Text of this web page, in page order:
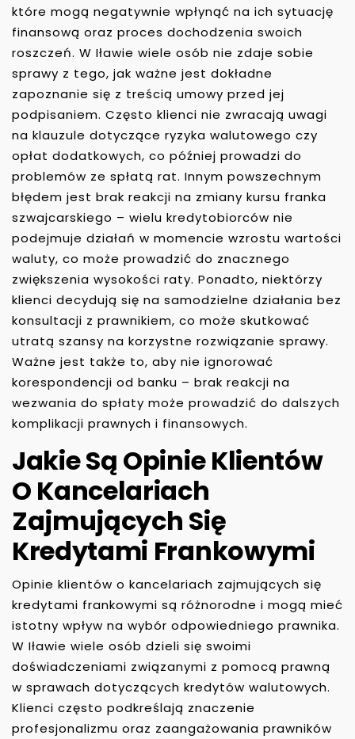
które mogą negatywnie wpłynąć na ich sytuację
finansową oraz proces dochodzenia swoich
roszczeń. W Iławie wiele osób nie zdaje sobie
sprawy z tego, jak ważne jest dokładne
zapoznanie się z treścią umowy przed jej
podpisaniem. Często klienci nie zwracają uwagi
na klauzule dotyczące ryzyka walutowego czy
opłat dodatkowych, co później prowadzi do
problemów ze spłatą rat. Innym powszechnym
błędem jest brak reakcji na zmiany kursu franka
szwajcarskiego – wielu kredytobiorców nie
podejmuje działań w momencie wzrostu wartości
waluty, co może prowadzić do znacznego
zwiększenia wysokości raty. Ponadto, niektórzy
klienci decydują się na samodzielne działania bez
konsultacji z prawnikiem, co może skutkować
utratą szansy na korzystne rozwiązanie sprawy.
Ważne jest także to, aby nie ignorować
korespondencji od banku – brak reakcji na
wezwania do spłaty może prowadzić do dalszych
komplikacji prawnych i finansowych.
Jakie Są Opinie Klientów
O Kancelariach
Zajmujących Się
Kredytami Frankowymi
Opinie klientów o kancelariach zajmujących się
kredytami frankowymi są różnorodne i mogą mieć
istotny wpływ na wybór odpowiedniego prawnika.
W Iławie wiele osób dzieli się swoimi
doświadczeniami związanymi z pomocą prawną
w sprawach dotyczących kredytów walutowych.
Klienci często podkreślają znaczenie
profesjonalizmu oraz zaangażowania prawników